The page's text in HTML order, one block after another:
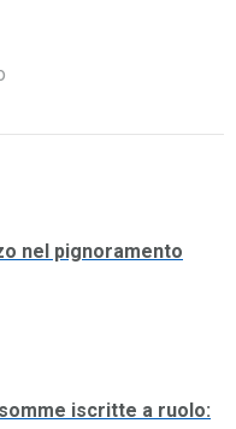
nel pignoramento
iscritte a ruolo: